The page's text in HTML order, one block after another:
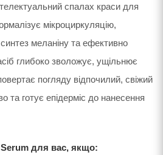
спалах краси для
мікроциркуляцію,
меланіну та ефективно
глибоко зволожує, ущільнює
погляду відпочилий, свіжий
та готує епідерміс до нанесення
для вас, якщо: